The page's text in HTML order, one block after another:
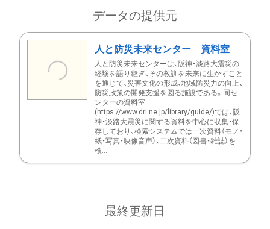
データの提供元
人と防災未来センター 資料室
人と防災未来センターは、阪神・淡路大震災の
経験を語り継ぎ、その教訓を未来に生かすこと
を通じて、災害文化の形成、地域防災力の向上、
防災政策の開発支援を図る施設である。同セ
ンターの資料室
(https://www.dri.ne.jp/library/guide/)では、阪
神・淡路大震災に関する資料を中心に収集・保
存しており、検索システムでは一次資料（モノ・
紙・写真・映像音声）、二次資料（図書・雑誌）を
検...
最終更新日